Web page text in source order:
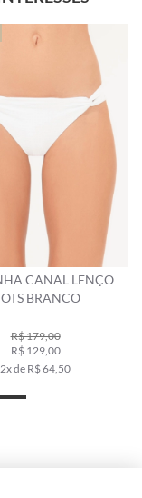
CANAL LENÇO
BRANCO
R$ 179,00
R$ 129,00
2x de R$ 64,50